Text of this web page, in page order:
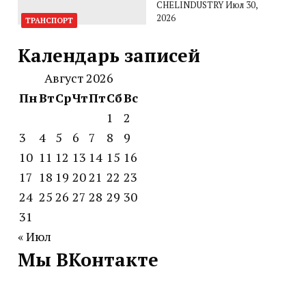
ТРАНСПОРТ
CHELINDUSTRYИюл 30,
2026
Календарь записей
Август 2026
ПнВтСрЧтПтСбВс
1
2
3
4 5 6 7 8
9
10 11 12 13 14 15 16
17 18 19 2021 22 23
24 25 26 27 28 29 30
31
« Июл
Мы ВКонтакте